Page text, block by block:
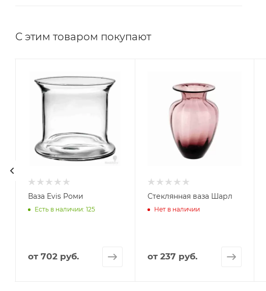
С этим товаром покупают
Ваза Evis Роми
Есть в наличии: 125
от 702 руб.
Стеклянная ваза Шарл
Нет в наличии
от 237 руб.